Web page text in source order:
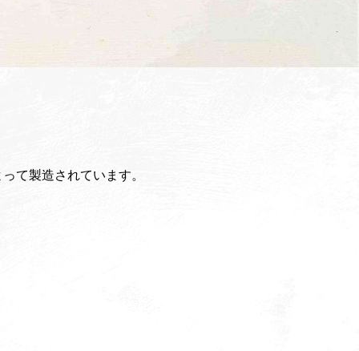
て製造されています。